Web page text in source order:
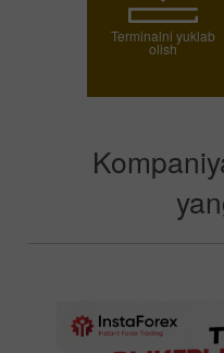
Terminalni yuklab
olish